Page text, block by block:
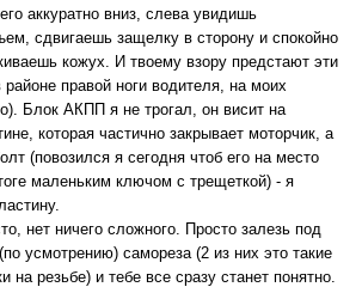
аккуратно вниз, слева увидишь
сдвигаешь защелку в сторону и спокойно
кожух. И твоему взору предстают эти
районе правой ноги водителя, на моих
Блок АКПП я не трогал, он висит на
которая частично закрывает моторчик, а
(повозился я сегодня чтоб его на место
маленьким ключом с трещеткой) - я
нет ничего сложного. Просто залезь под
усмотрению) самореза (2 из них это такие
на резьбе) и тебе все сразу станет понятно.